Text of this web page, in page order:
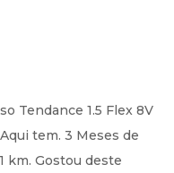
Tendance 1.5 Flex 8V
tem. 3 Meses de
km. Gostou deste